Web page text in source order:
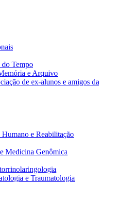
Tempo
e Arquivo
de ex-alunos e amigos da
e Reabilitação
Medicina Genômica
e Traumatologia